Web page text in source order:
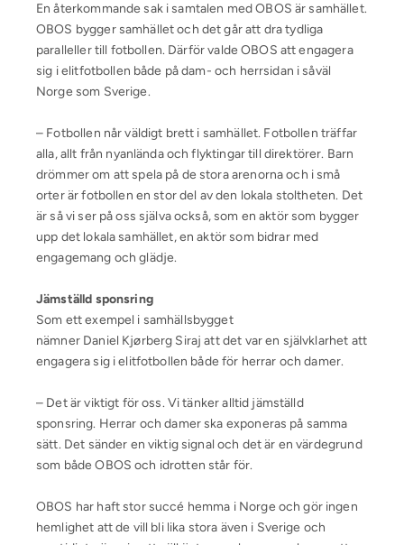
En återkommande sak i samtalen med OBOS är samhället.
OBOS bygger samhället och det går att dra tydliga
paralleller till fotbollen. Därför valde OBOS att engagera
sig i elitfotbollen både på dam- och herrsidan i såväl
Norge som Sverige.
– Fotbollen når väldigt brett i samhället. Fotbollen träffar
alla, allt från nyanlända och flyktingar till direktörer. Barn
drömmer om att spela på de stora arenorna och i små
orter är fotbollen en stor del av den lokala stoltheten. Det
är så vi ser på oss själva också, som en aktör som bygger
upp det lokala samhället, en aktör som bidrar med
engagemang och glädje.
Jämställd sponsring
Som ett exempel i samhällsbygget
nämner Daniel Kjørberg Siraj att det var en självklarhet att
engagera sig i elitfotbollen både för herrar och damer.
– Det är viktigt för oss. Vi tänker alltid jämställd
sponsring. Herrar och damer ska exponeras på samma
sätt. Det sänder en viktig signal och det är en värdegrund
som både OBOS och idrotten står för.
OBOS har haft stor succé hemma i Norge och gör ingen
hemlighet att de vill bli lika stora även i Sverige och